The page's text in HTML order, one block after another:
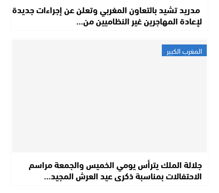
مدريد تشيد بالتعاون المغربي وتعلن عن إجراءات جديدة
لإعادة المهاجرين غير النظاميين من…
المغرب الكبير
جلالة الملك يترأس يومي الخميس والجمعة مراسم
الاحتفالات بمناسبة ذكرى عيد العرش المجيد…